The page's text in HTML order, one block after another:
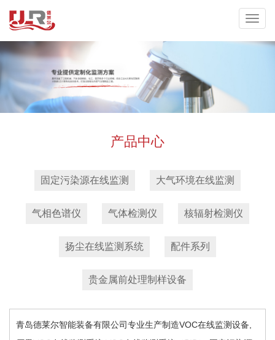
产品中心
固定污染源在线监测 大气环境在线监测
气相色谱仪 气体检测仪 核辐射检测仪
扬尘在线监测系统 配件系列
贵金属前处理制样设备
青岛德莱尔智能装备有限公司专业生产制造VOC在线监测设备,